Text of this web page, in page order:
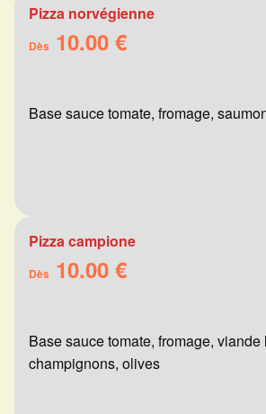
Pizza norvégienne
Dès 10.00 €
Base sauce tomate, fromage,
Pizza campione
Dès 10.00 €
Base sauce tomate, fromage, viande
champignons, olives